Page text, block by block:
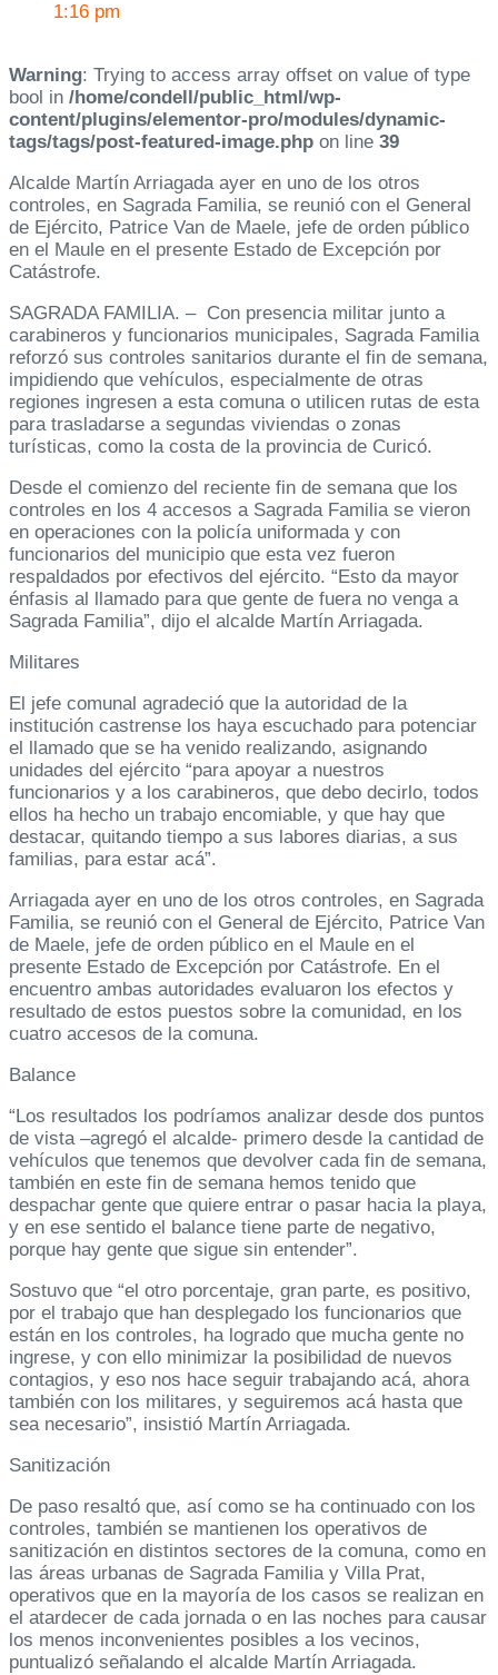
1:16 pm
Warning: Trying to access array offset on value of type
bool in /home/condell/public_html/wp-
content/plugins/elementor-pro/modules/dynamic-
tags/tags/post-featured-image.php on line 39
Alcalde Martín Arriagada ayer en uno de los otros
controles, en Sagrada Familia, se reunió con el General
de Ejército, Patrice Van de Maele, jefe de orden público
en el Maule en el presente Estado de Excepción por
Catástrofe.
SAGRADA FAMILIA. – Con presencia militar junto a
carabineros y funcionarios municipales, Sagrada Familia
reforzó sus controles sanitarios durante el fin de semana,
impidiendo que vehículos, especialmente de otras
regiones ingresen a esta comuna o utilicen rutas de esta
para trasladarse a segundas viviendas o zonas
turísticas, como la costa de la provincia de Curicó.
Desde el comienzo del reciente fin de semana que los
controles en los 4 accesos a Sagrada Familia se vieron
en operaciones con la policía uniformada y con
funcionarios del municipio que esta vez fueron
respaldados por efectivos del ejército. “Esto da mayor
énfasis al llamado para que gente de fuera no venga a
Sagrada Familia”, dijo el alcalde Martín Arriagada.
Militares
El jefe comunal agradeció que la autoridad de la
institución castrense los haya escuchado para potenciar
el llamado que se ha venido realizando, asignando
unidades del ejército “para apoyar a nuestros
funcionarios y a los carabineros, que debo decirlo, todos
ellos ha hecho un trabajo encomiable, y que hay que
destacar, quitando tiempo a sus labores diarias, a sus
familias, para estar acá”.
Arriagada ayer en uno de los otros controles, en Sagrada
Familia, se reunió con el General de Ejército, Patrice Van
de Maele, jefe de orden público en el Maule en el
presente Estado de Excepción por Catástrofe. En el
encuentro ambas autoridades evaluaron los efectos y
resultado de estos puestos sobre la comunidad, en los
cuatro accesos de la comuna.
Balance
“Los resultados los podríamos analizar desde dos puntos
de vista –agregó el alcalde- primero desde la cantidad de
vehículos que tenemos que devolver cada fin de semana,
también en este fin de semana hemos tenido que
despachar gente que quiere entrar o pasar hacia la playa,
y en ese sentido el balance tiene parte de negativo,
porque hay gente que sigue sin entender”.
Sostuvo que “el otro porcentaje, gran parte, es positivo,
por el trabajo que han desplegado los funcionarios que
están en los controles, ha logrado que mucha gente no
ingrese, y con ello minimizar la posibilidad de nuevos
contagios, y eso nos hace seguir trabajando acá, ahora
también con los militares, y seguiremos acá hasta que
sea necesario”, insistió Martín Arriagada.
Sanitización
De paso resaltó que, así como se ha continuado con los
controles, también se mantienen los operativos de
sanitización en distintos sectores de la comuna, como en
las áreas urbanas de Sagrada Familia y Villa Prat,
operativos que en la mayoría de los casos se realizan en
el atardecer de cada jornada o en las noches para causar
los menos inconvenientes posibles a los vecinos,
puntualizó señalando el alcalde Martín Arriagada.